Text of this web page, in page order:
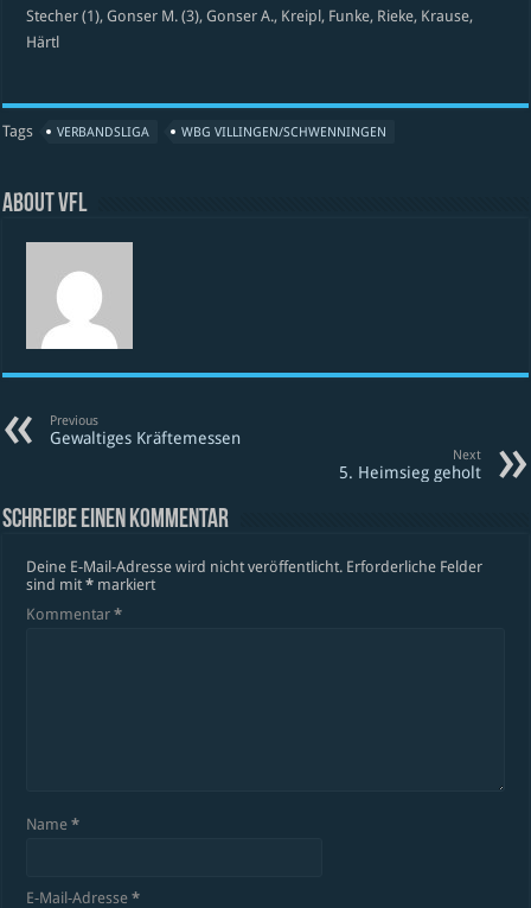
Stecher (1), Gonser M. (3), Gonser A., Kreipl, Funke, Rieke, Krause,
Härtl
Tags VERBANDSLIGA WBG VILLINGEN/SCHWENNINGEN
About VfL
Previous
Gewaltiges Kräftemessen
Next
5. Heimsieg geholt
Schreibe einen Kommentar
Deine E-Mail-Adresse wird nicht veröffentlicht. Erforderliche Felder
sind mit* markiert
Kommentar*
Name*
E-Mail-Adresse*